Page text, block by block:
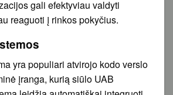
gali efektyviau valdyti
reaguoti į rinkos pokyčius.
yra populiari atvirojo kodo verslo
įranga, kurią siūlo UAB